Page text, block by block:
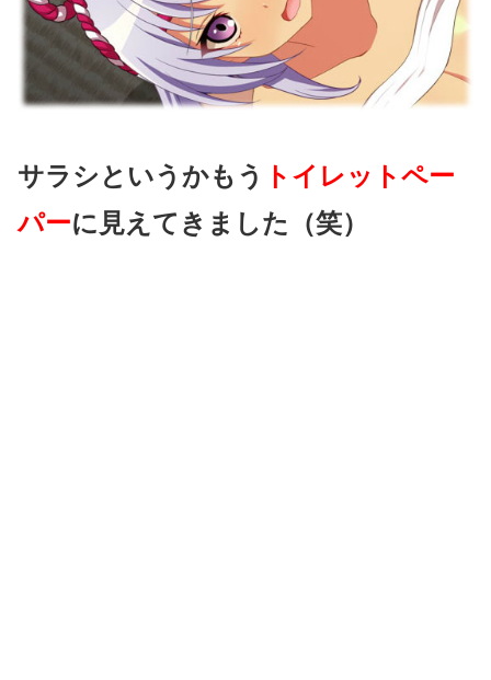
サラシというかもう トイレットペー
パーに見えてきました（笑）